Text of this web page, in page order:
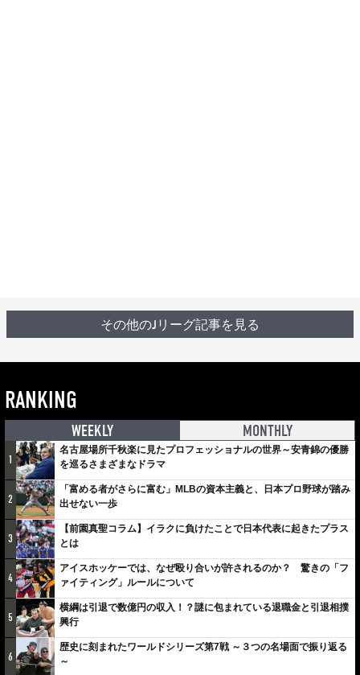
その他のJリーグ記事を見る
RANKING
WEEKLY MONTHLY
1
名古屋場所千秋楽に見たプロフェッショナルの世界～安青錦の優勝
を巡るさまざまなドラマ
2
「富める者がさらに富む」MLBの資本主義と、日本プロ野球が踏み
出せない一歩
3
【前園真聖コラム】イラクに負けたことで日本代表に起きたプラス
とは
4
アイスホッケーでは、なぜ殴り合いが許されるのか？ 驚きの「フ
ァイティング」ルールについて
5
横綱は引退で数億円の収入！？謎に包まれている退職金と引退相撲
興行
6
歴史に刻まれたワールドシリーズ第7戦 ～３つの名場面で振り返る
～